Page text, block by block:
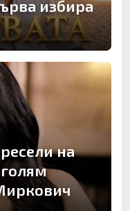
избира
на